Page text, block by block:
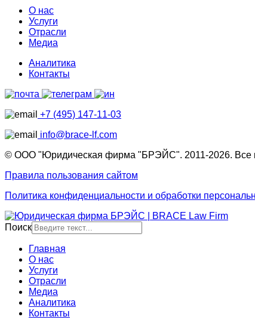
О нас
Услуги
Отрасли
Медиа
Аналитика
Контакты
+7 (495) 147-11-03
info@brace-lf.com
© ООО "Юридическая фирма "БРЭЙС". 2011-2026. Все
Правила пользования сайтом
Политика конфиденциальности и обработки
Поиск
Главная
О нас
Услуги
Отрасли
Медиа
Аналитика
Контакты